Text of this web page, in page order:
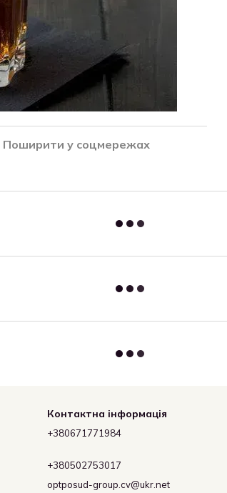
Поширити у соцмережах
Контактна інформація
+380671771984
+380502753017
optposud-group.cv@ukr.net